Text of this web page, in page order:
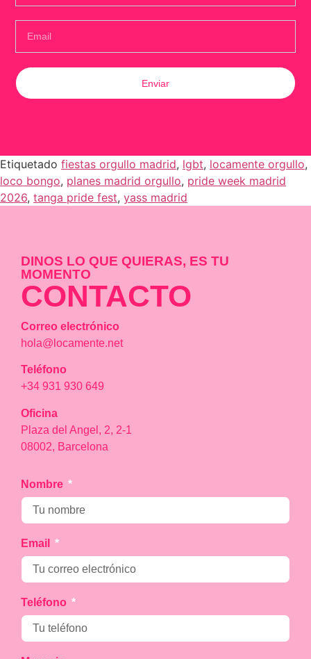
Enviar
Etiquetado fiestas orgullo madrid, lgbt, locamente orgullo,
loco bongo, planes madrid orgullo, pride week madrid
2026, tanga pride fest, yass madrid
DINOS LO QUE QUIERAS, ES TU
MOMENTO
CONTACTO
Correo electrónico
hola@locamente.net
Teléfono
+34 931 930 649
Oficina
Plaza del Angel, 2, 2-1
08002, Barcelona
Nombre
Email
Teléfono